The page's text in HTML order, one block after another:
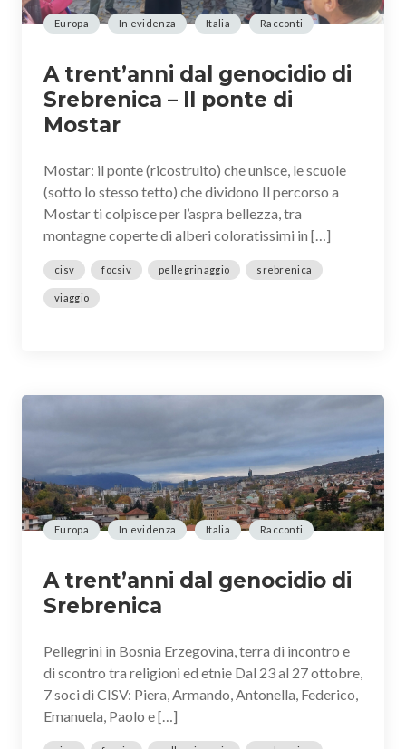
Europa In evidenza Italia Racconti
A trent’anni dal genocidio di
Srebrenica – Il ponte di
Mostar
Mostar: il ponte (ricostruito) che unisce, le scuole
(sotto lo stesso tetto) che dividono Il percorso a
Mostar ti colpisce per l’aspra bellezza, tra
montagne coperte di alberi coloratissimi in […]
cisv focsiv pellegrinaggio srebrenica
viaggio
Europa In evidenza Italia Racconti
A trent’anni dal genocidio di
Srebrenica
Pellegrini in Bosnia Erzegovina, terra di incontro e
di scontro tra religioni ed etnie Dal 23 al 27 ottobre,
7 soci di CISV: Piera, Armando, Antonella, Federico,
Emanuela, Paolo e […]